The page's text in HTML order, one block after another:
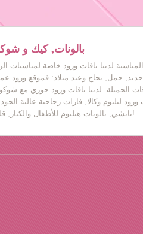
بالونات, كيك و
لدينا باقات ورود خاصة لمناسبات
جديد, حمل, نجاح وعيد ميلاد: فموقع ورود
الجميلة. لدينا باقات ورود جوري مع
ورود ليليوم وكالا, فازات زجاجية عالية
باتشي, بالونات هيليوم للأطفال والكبار, قلب حب, دباديب مع ورود!